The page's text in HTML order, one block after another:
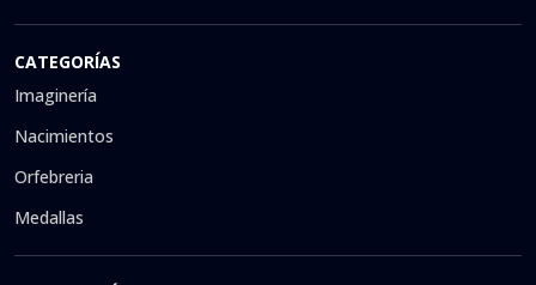
CATEGORÍAS
Imaginería
Nacimientos
Orfebreria
Medallas